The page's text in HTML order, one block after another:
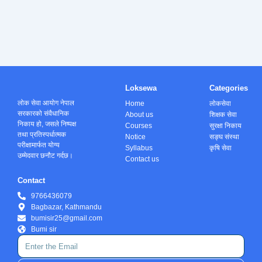
लोक सेवा आयोग नेपाल
सरकारको संवैधानिक
निकाय हो, जसले निष्पक्ष
तथा प्रतिस्पर्धात्मक
परीक्षामार्फत योग्य
उम्मेदवार छनौट गर्दछ।
Loksewa
Home
About us
Courses
Notice
Syllabus
Contact us
Categories
लोकसेवा
शिक्षक सेवा
सुरक्षा निकाय
सङ्घ संस्था
कृषि सेवा
Contact
9766436079
Bagbazar, Kathmandu
bumisir25@gmail.com
Bumi sir